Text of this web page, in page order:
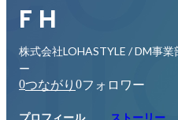
F H
株式会社LOHASTYLE / DM事業
ー
0つながり 0フォロワー